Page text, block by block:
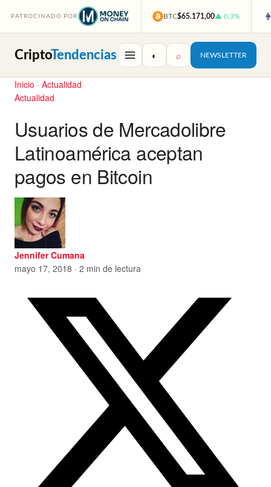
PATROCINADO POR BTC$65.171,00▲ 0,3%
CriptoTendencias ◐ ⌕ NEWSLETTER
Inicio · Actualidad
Actualidad
Usuarios de Mercadolibre
Latinoamérica aceptan
pagos en Bitcoin
Jennifer Cumana
mayo 17, 2018 · 2 min de lectura